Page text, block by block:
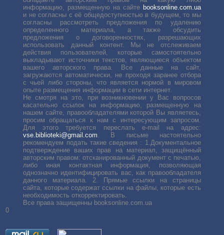
информацию, размещенную на сайте booksonline.com.ua
и не согласны с её общедоступностью в будущем, то мы
согласны рассмотреть предложения по удалению
определенного материала, а также обсудить
предложения о договоренностях, разрешающих
использовать данный контент. Мы не отслеживаем
действия пользователей, которые самостоятельно
выкладывают источники текстов, являющиеся объектом
вашего авторского права. Все данные на сайт,
загружаются автоматически, не проходя заранее отбора
с чьей либо стороны, что является нормой в мировом
опыте размещения информации в сети интернет.
Не смотря на это, при возникновении у Вас вопросов
касательно ссылок на информацию, размещенную на
нашем сайте, правообладателями которой Вы являетесь,
просим обращаться к нам с интересующим запросом.
Для этого требуется переслать е-mail на адрес:
vse.biblioteki@gmail.com. В письме настоятельно
рекомендуем подать такие сведения : 1.Документальное
подтверждение ваших прав на материал, защищённый
авторским правом: отсканированный документ с печатью,
либо иная контактная информация, позволяющая
однозначно идентифицировать вас, как правообладателя
данного материала. 2. Прямые ссылки на страницы
сайта, которые содержат ссылки на файлы, которые есть
необходимость откорректировать.
Все права защищенны booksonline.com.ua
0